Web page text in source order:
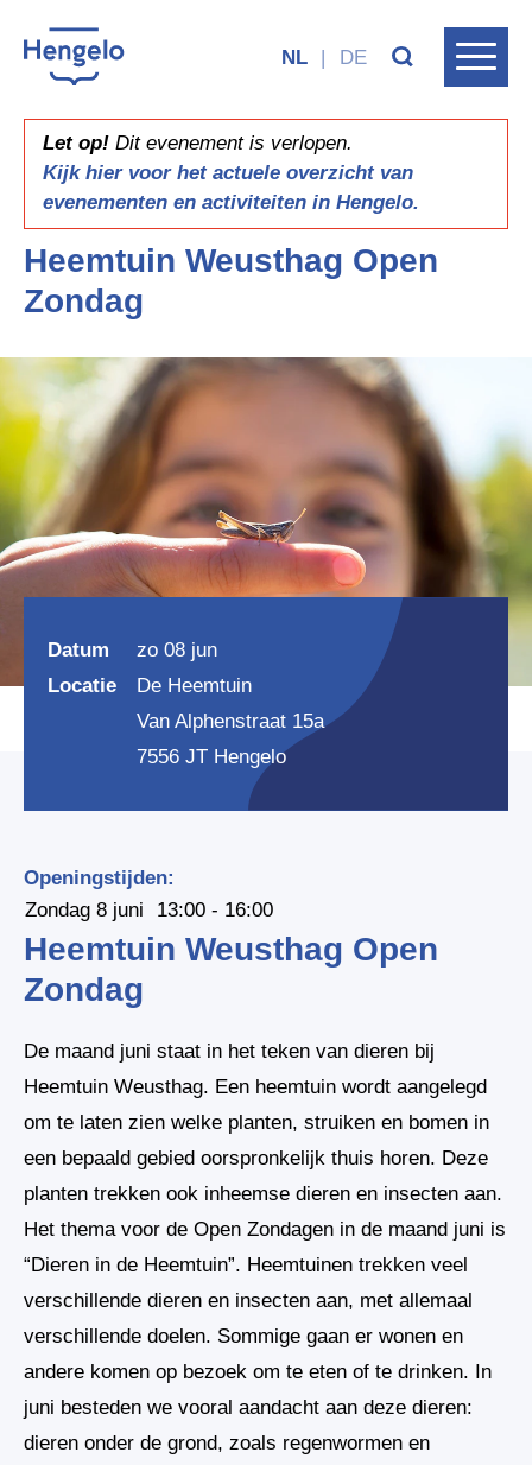
NL | DE
Let op! Dit evenement is verlopen.
Kijk hier voor het actuele overzicht van
evenementen en activiteiten in Hengelo.
Heemtuin Weusthag Open
Zondag
Datum
zo 08 jun
Locatie
De Heemtuin
Van Alphenstraat 15a
7556 JT Hengelo
Openingstijden:
Zondag 8 juni
13:00 - 16:00
Heemtuin Weusthag Open
Zondag
De maand juni staat in het teken van dieren bij
Heemtuin Weusthag. Een heemtuin wordt aangelegd
om te laten zien welke planten, struiken en bomen in
een bepaald gebied oorspronkelijk thuis horen. Deze
planten trekken ook inheemse dieren en insecten aan.
Het thema voor de Open Zondagen in de maand juni is
“Dieren in de Heemtuin”. Heemtuinen trekken veel
verschillende dieren en insecten aan, met allemaal
verschillende doelen. Sommige gaan er wonen en
andere komen op bezoek om te eten of te drinken. In
juni besteden we vooral aandacht aan deze dieren:
dieren onder de grond, zoals regenwormen en